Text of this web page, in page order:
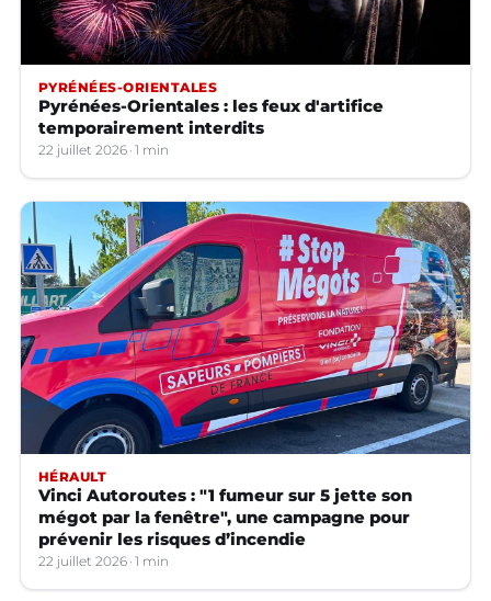
PYRÉNÉES-ORIENTALES
Pyrénées-Orientales : les feux d'artifice
temporairement interdits
22 juillet 2026 1 min
HÉRAULT
Vinci Autoroutes : "1 fumeur sur 5 jette son
mégot par la fenêtre", une campagne pour
prévenir les risques d’incendie
22 juillet 2026 1 min